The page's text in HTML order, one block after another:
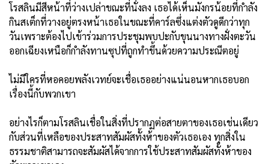
โรสลินมีสีหน้าที่ว่างเปล่าขณะที่นั่งลง เธอได้เห็นมังกรน้อยที่กำลัง
กินสเต็กที่วางอยู่ตรงหน้าเธอในขณะที่คาร์ลซึ่งแต่งตัวดูดีกว่าทุก
วันเพราะต้องไปเข้าร่วมการประชุมพบปะกับขุนนางทางฝั่งตะวัน
ออกเฉียงเหนือก็กำลังทานซุปที่ถูกทำขึ้นด้วยความประณีตอยู่
ไม่มีใครที่หอคอยพลังเวทย์จะเชื่อเธออย่างแน่นอนหากเธอบอก
เรื่องนี้กับพวกเขา
อย่างไรก็ตามโรสลินเชื่อในสิ่งที่ปรากฏต่อสายตาของเธอเช่นเดียว
กับส่วนที่เหลือของประสาทสัมผัสทั้งห้าของตัวเธอเอง ทุกสิ่งใน
ธรรมชาติสามารถจะสัมผัสได้จากการใช้ประสาทสัมผัสทั้งห้าของ